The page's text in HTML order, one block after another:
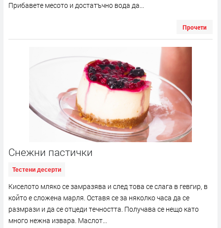
Прибавете месото и достатъчно вода да...
Прочети
Снежни пастички
Тестени десерти
Киселото мляко се замразява и след това се слага в гевгир, в
който е сложена марля. Оставя се за няколко часа да се
размрази и да се отцеди течността. Получава се нещо като
много нежна извара. Маслот...